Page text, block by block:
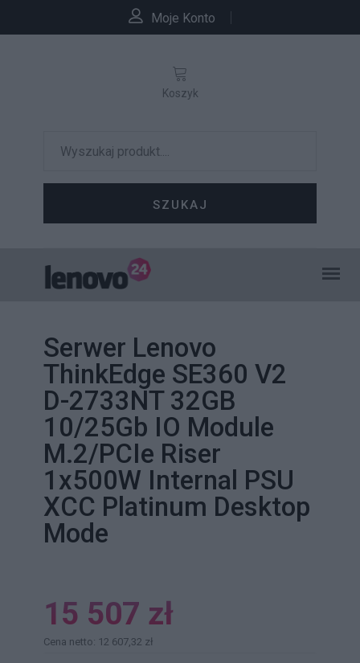
Moje Konto
SZUKAJ
Koszyk
Serwer Lenovo
ThinkEdge SE360 V2
D-2733NT 32GB
10/25Gb IO Module
M.2/PCIe Riser
1x500W Internal PSU
XCC Platinum Desktop
Mode
15 507 zł
Cena netto: 12 607,32 zł